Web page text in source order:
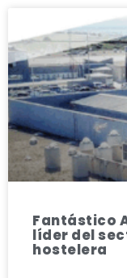
Fantástico
líder del
hostelera